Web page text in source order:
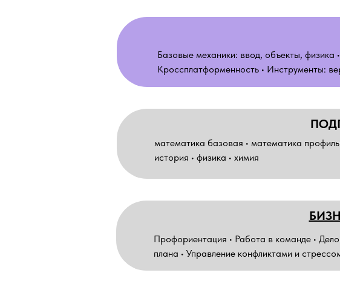
Базовые механики: ввод, объекты,
Кроссплатформенность • Инструменты:
математика базовая • математика
история • физика • химия
Профориентация • Работа в команде •
плана • Управление конфликтами и